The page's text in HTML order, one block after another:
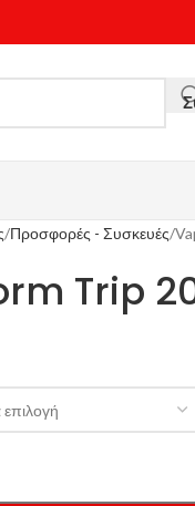
Προσφορές - Συσκευές
Trip